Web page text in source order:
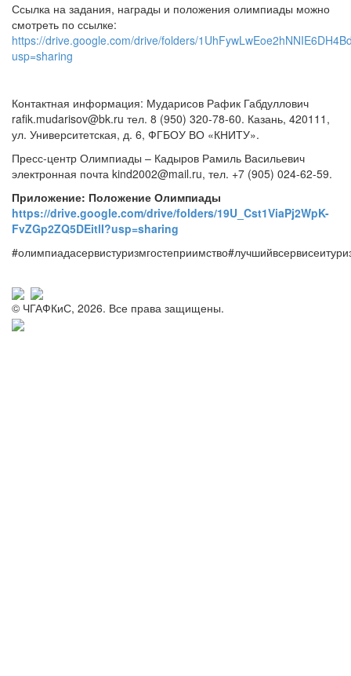
Ссылка на задания, награды и положения олимпиады можно
смотреть по ссылке:
https://drive.google.com/drive/folders/
usp=sharing
Контактная информация: Мударисов Рафик Габдуллович
rafik.mudarisov@bk.ru тел. 8 (950) 320-78-60. Казань, 420111,
ул. Университетская, д. 6, ФГБОУ ВО «КНИТУ».
Пресс-центр Олимпиады – Кадыров Рамиль Васильевич
электронная почта kind2002@mail.ru, тел. +7 (905) 024-62-59.
Приложение: Положение Олимпиады
https://drive.google.com/drive/folders/19U_Cst1ViaPj2WpK-
FvZGp2ZQ5DEitlI?usp=sharing
© ЧГАФКиС, 2026. Все права защищены.